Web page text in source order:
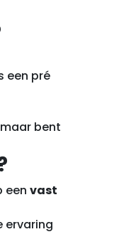
een pré
bent
een vast
ervaring